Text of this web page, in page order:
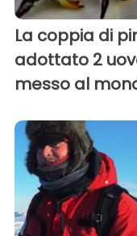
La coppia di
adottato 2
messo al